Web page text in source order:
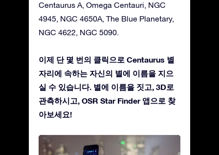
Centaurus A, Omega Centauri, NGC
4945, NGC 4650A, The Blue Planetary,
NGC 4622, NGC 5090.
이제 단 몇 번의 클릭으로 Centaurus 별
자리에 속하는 자신의 별에 이름을 지으
실 수 있습니다. 별에 이름을 짓고, 3D로
관측하시고, OSR Star Finder 앱으로 찾
아보세요!